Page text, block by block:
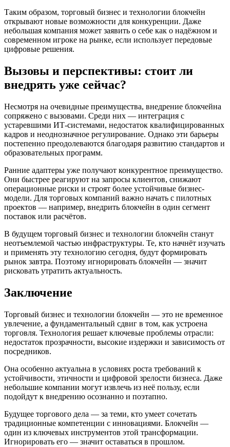
Таким образом, торговый бизнес и технологии блокчейн
открывают новые возможности для конкуренции. Даже
небольшая компания может заявить о себе как о надёжном и
современном игроке на рынке, если использует передовые
цифровые решения.
Вызовы и перспективы: стоит ли
внедрять уже сейчас?
Несмотря на очевидные преимущества, внедрение блокчейна
сопряжено с вызовами. Среди них — интеграция с
устаревшими ИТ-системами, недостаток квалифицированных
кадров и неоднозначное регулирование. Однако эти барьеры
постепенно преодолеваются благодаря развитию стандартов и
образовательных программ.
Ранние адаптеры уже получают конкурентное преимущество.
Они быстрее реагируют на запросы клиентов, снижают
операционные риски и строят более устойчивые бизнес-
модели. Для торговых компаний важно начать с пилотных
проектов — например, внедрить блокчейн в один сегмент
поставок или расчётов.
В будущем торговый бизнес и технологии блокчейн станут
неотъемлемой частью инфраструктуры. Те, кто начнёт изучать
и применять эту технологию сегодня, будут формировать
рынок завтра. Поэтому игнорировать блокчейн — значит
рисковать утратить актуальность.
Заключение
Торговый бизнес и технологии блокчейн — это не временное
увлечение, а фундаментальный сдвиг в том, как устроена
торговля. Технология решает ключевые проблемы отрасли:
недостаток прозрачности, высокие издержки и зависимость от
посредников.
Она особенно актуальна в условиях роста требований к
устойчивости, этичности и цифровой зрелости бизнеса. Даже
небольшие компании могут извлечь из неё пользу, если
подойдут к внедрению осознанно и поэтапно.
Будущее торгового дела — за теми, кто умеет сочетать
традиционные компетенции с инновациями. Блокчейн —
один из ключевых инструментов этой трансформации.
Игнорировать его — значит оставаться в прошлом.